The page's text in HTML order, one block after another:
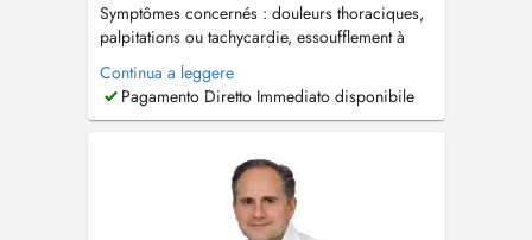
Symptômes concernés : douleurs thoraciques,
palpitations ou tachycardie, essoufflement à
l'effort ou au repos, hypertension artérielle,
péricardite, insuffisance cardiaque, jambes
gonflées ou douloureuses. Examens pratiqués:
Echographie des carotides (troncs supra-ao...
Continua a leggere
Pagamento Diretto Immediato disponibile